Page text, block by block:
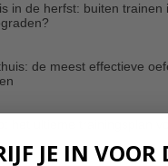
in de herfst: buiten trainen
de meest effectieve
JE IN VOOR